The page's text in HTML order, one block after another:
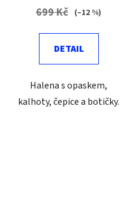
699 Kč (–12 %)
DETAIL
Halena s opaskem,
kalhoty, čepice a botičky.